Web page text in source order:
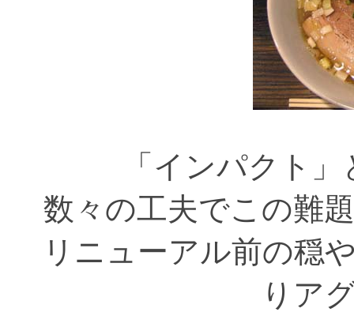
「インパクト
数々の工夫でこの難
リニューアル前の穏
りア